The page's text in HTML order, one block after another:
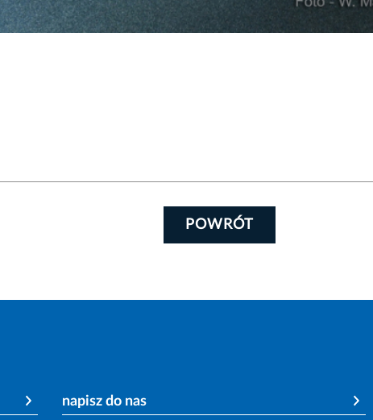
POWRÓT
napisz do nas